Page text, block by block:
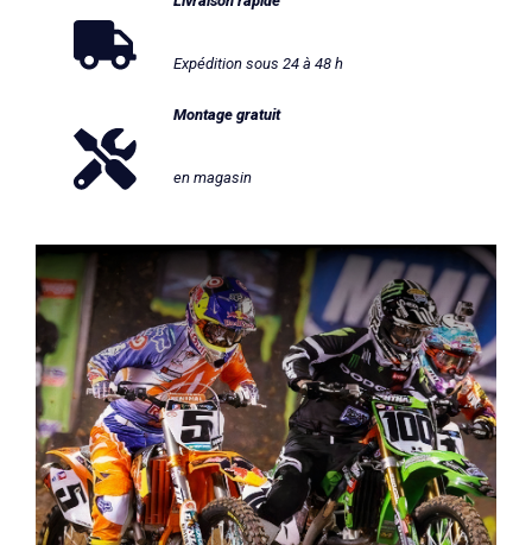
Expédition sous 24 à 48 h
Montage gratuit
en magasin